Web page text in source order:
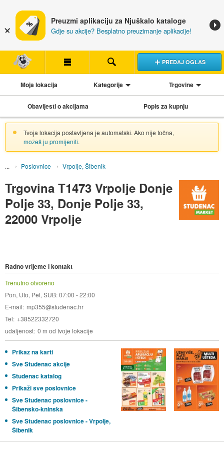
Preuzmi aplikaciju za Njuškalo kataloge
Gdje su akcije? Besplatno preuzimanje aplikacije!
PREDAJ OGLAS
Moja lokacija Kategorije Trgovine
Obavijesti o akcijama Popis za kupnju
Tvoja lokacija postavljena je automatski. Ako nije točna,
možeš ju promijeniti.
Poslovnice Vrpolje, Šibenik
Trgovina T1473 Vrpolje Donje
Polje 33, Donje Polje 33,
22000 Vrpolje
Radno vrijeme i kontakt
Trenutno otvoreno
Pon, Uto, Pet, SUB: 07:00 - 22:00
E-mail mp355@studenac.hr
Tel +38522332720
udaljenost 0 m od tvoje lokacije
Prikaz na karti
Sve Studenac akcije
Studenac katalog
Prikaži sve poslovnice
Sve Studenac poslovnice -
Šibensko-kninska
Sve Studenac poslovnice - Vrpolje,
Šibenik